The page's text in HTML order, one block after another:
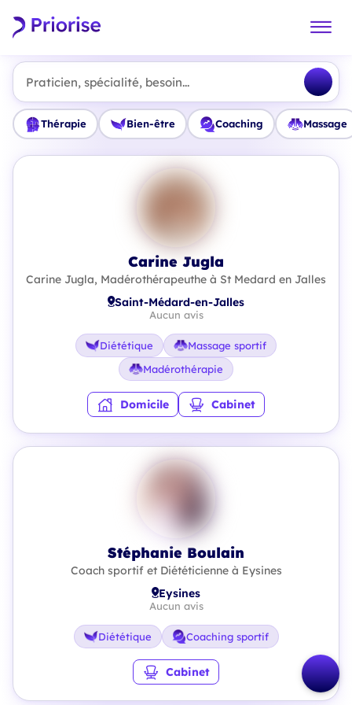
Praticien, spécialité, besoin...
Thérapie Bien-être Coaching Massage
Carine Jugla
Carine Jugla, Madérothérapeuthe à St Medard en Jalles
Saint-Médard-en-Jalles
Aucun avis
Diététique
Massage sportif
Madérothérapie
Domicile Cabinet
Stéphanie Boulain
Coach sportif et Diététicienne à Eysines
Eysines
Aucun avis
Diététique Coaching sportif
Cabinet